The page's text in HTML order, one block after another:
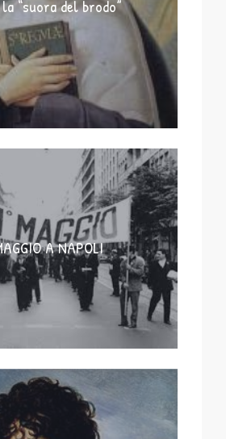
la “suora del brodo”
A NAPOLI